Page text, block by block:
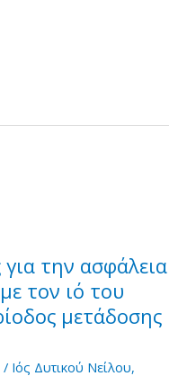
την ασφάλεια
τον ιό του
μετάδοσης
/ Ιός Δυτικού Νείλου,